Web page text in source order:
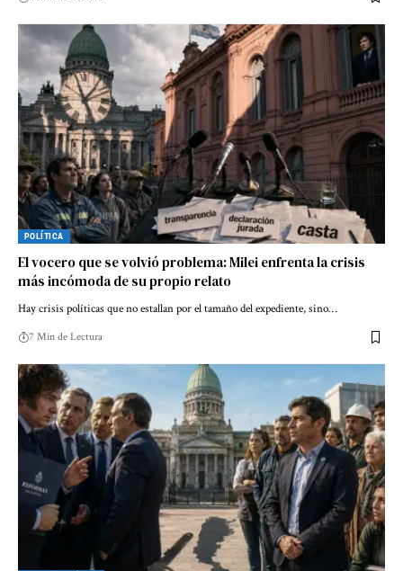
POLÍTICA
El vocero que se volvió problema: Milei enfrenta la crisis
más incómoda de su propio relato
Hay crisis políticas que no estallan por el tamaño del expediente, sino…
7 Min de Lectura